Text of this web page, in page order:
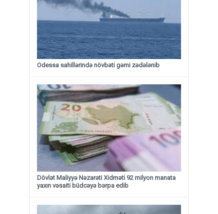
Odessa sahillərində növbəti gəmi zədələnib
Dövlət Maliyyə Nəzarəti Xidməti 92 milyon manata
yaxın vəsaiti büdcəyə bərpa edib